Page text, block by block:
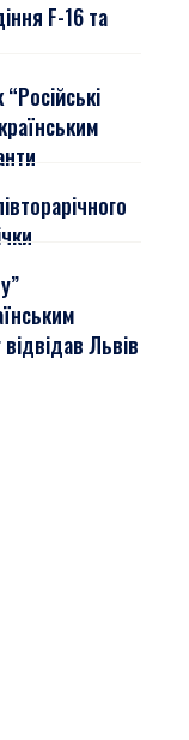
F-16 та
Львів